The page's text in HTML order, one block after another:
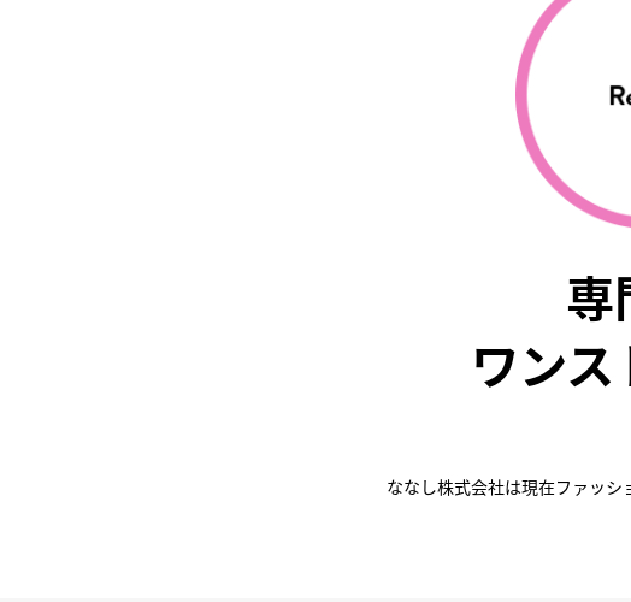
専
ワン
ななし株式会社は現在ファッシ